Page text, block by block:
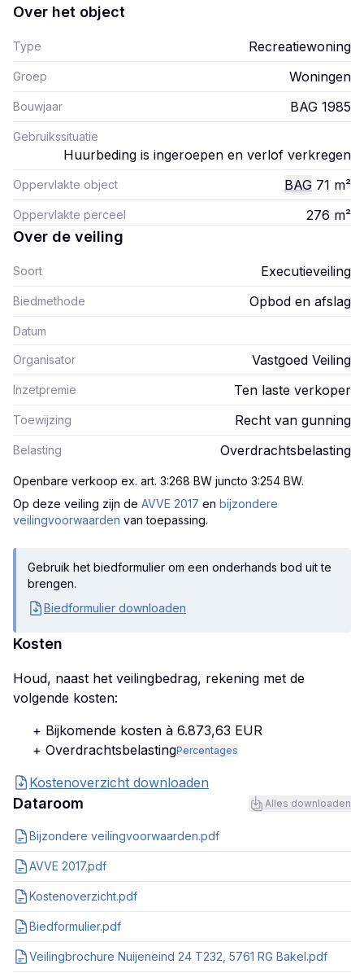
Over het object
Type Recreatiewoning
Groep Woningen
Bouwjaar BAG 1985
Gebruikssituatie
Huurbeding is ingeroepen en verlof verkregen
Oppervlakte object BAG 71 m²
Oppervlakte perceel 276 m²
Over de veiling
Soort Executieveiling
Biedmethode Opbod en afslag
Datum
Organisator Vastgoed Veiling
Inzetpremie Ten laste verkoper
Toewijzing Recht van gunning
Belasting Overdrachtsbelasting
Openbare verkoop ex. art. 3:268 BW juncto 3:254 BW.
Op deze veiling zijn de AVVE 2017 en bijzondere
veilingvoorwaarden van toepassing.
Gebruik het biedformulier om een onderhands bod uit te
brengen.
Biedformulier downloaden
Kosten
Houd, naast het veilingbedrag, rekening met de
volgende kosten:
+ Bijkomende kosten à 6.873,63 EUR
+ OverdrachtsbelastingPercentages
Kostenoverzicht downloaden
Dataroom Alles downloaden
Bijzondere veilingvoorwaarden.pdf
AVVE 2017.pdf
Kostenoverzicht.pdf
Biedformulier.pdf
Veilingbrochure Nuijeneind 24 T232, 5761 RG Bakel.pdf